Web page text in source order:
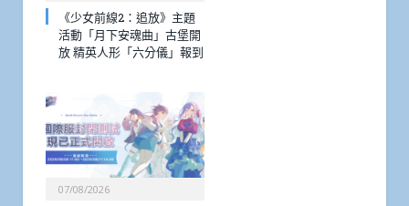
《少女前線2：追放》主題
活動「月下安魂曲」古堡開
放 精英人形「六分儀」報到
07/08/2026